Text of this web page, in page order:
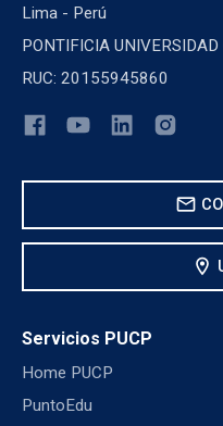
Lima - Perú
PONTIFICIA
RUC: 20155945860
mail
location_on
Servicios PUCP
Home PUCP
PuntoEdu